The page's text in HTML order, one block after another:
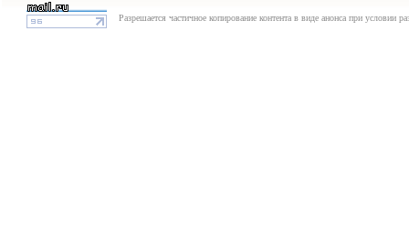
Разрешается частичное копирование контента в виде анонса при условии